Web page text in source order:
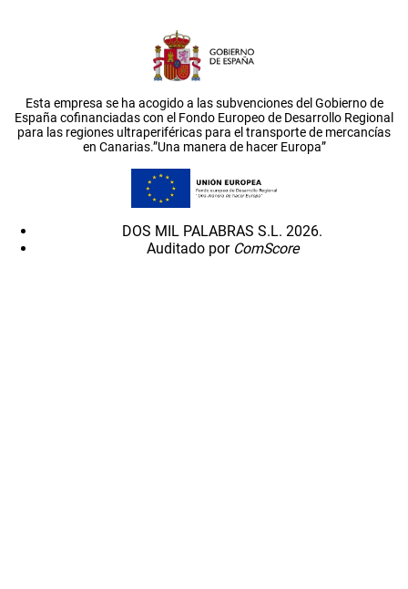
Esta empresa se ha acogido a las subvenciones del Gobierno de
España cofinanciadas con el Fondo Europeo de Desarrollo Regional
para las regiones ultraperiféricas para el transporte de mercancías
en Canarias.”Una manera de hacer Europa”
DOS MIL PALABRAS S.L. 2026.
Auditado por ComScore